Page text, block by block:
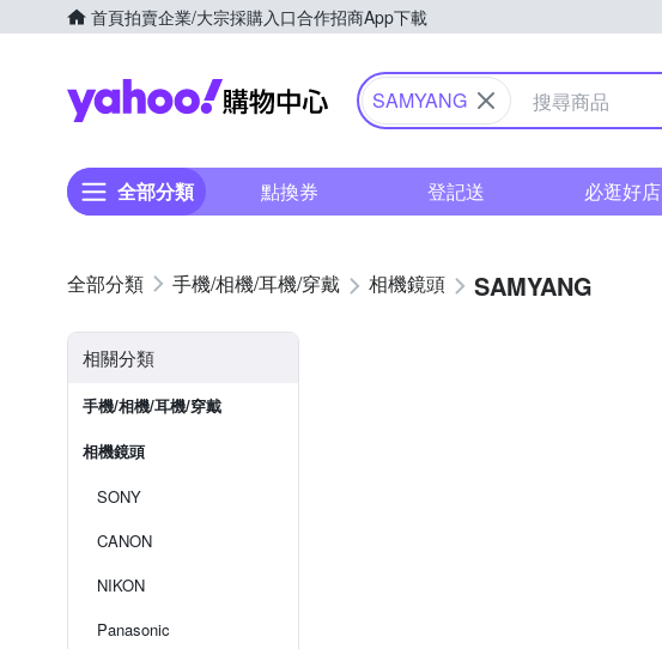
首頁拍賣企業/大宗採購入口合作招商App下載
Yahoo購物中心
SAMYANG
全部分類 點換券 登記送 必逛好店
手機/相機/耳機/穿戴 相機鏡頭 SAMYANG
相關分類
手機/相機/耳機/穿戴
相機鏡頭
SONY
CANON
NIKON
Panasonic